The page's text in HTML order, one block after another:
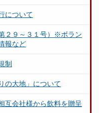
について
２９～３１号）※ボラン
報など
制
の大地」について
互会社様から飲料を贈呈